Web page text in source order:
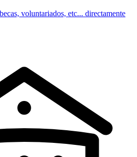
voluntariados, etc... directamente